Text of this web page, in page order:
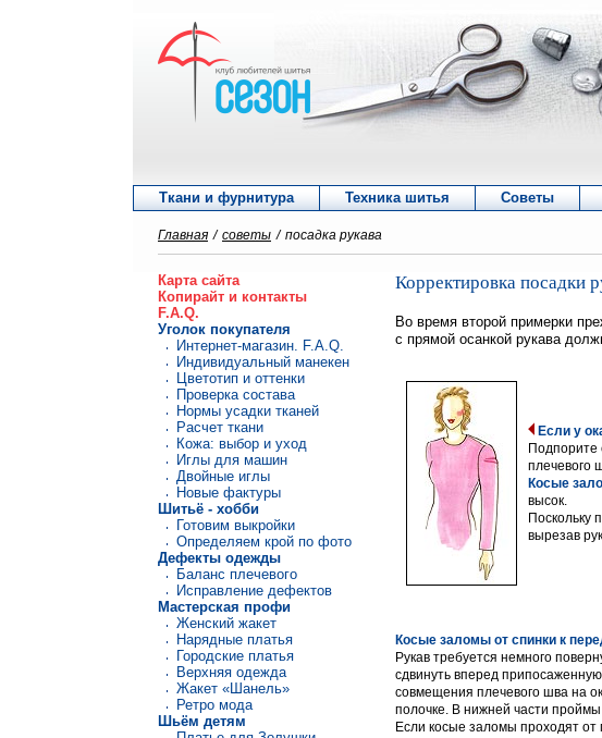
Ткани и фурнитура Техника шитья Советы
Главная / советы / посадка рукава
Карта сайта
Копирайт и контакты
F.A.Q.
Уголок покупателя
Интернет-магазин. F.A.Q.
Индивидуальный манекен
Цветотип и оттенки
Проверка состава
Нормы усадки тканей
Расчет ткани
Кожа: выбор и уход
Иглы для машин
Двойные иглы
Новые фактуры
Шитьё - хобби
Готовим выкройки
Определяем крой по фото
Дефекты одежды
Баланс плечевого
Исправление дефектов
Мастерская профи
Женский жакет
Нарядные платья
Городские платья
Верхняя одежда
Жакет «Шанель»
Ретро мода
Шьём детям
Корректировка посадки
Во время второй примерки
с прямой осанкой рукава
Если у
Подпорите
плечевого
Косые
высок.
Поскольку
вырезав
Косые заломы от спинки к
Рукав требуется немного
сдвинуть вперед
совмещения плечевого шва на
полочке. В нижней части
Если косые заломы проходят от